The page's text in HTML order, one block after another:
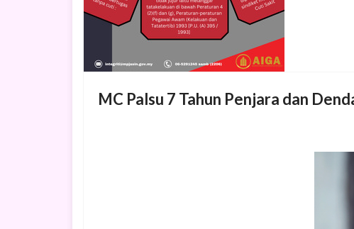
MC Palsu 7 Tahun Penjara dan